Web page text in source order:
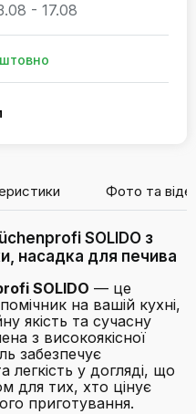
- 17.08
Фото та
SOLIDO з
насадка для печива
SOLIDO — це
на вашій кухні,
якість та сучасну
з високоякісної
забезпечує
легкість у догляді, що
для тих, хто цінує
приготування.